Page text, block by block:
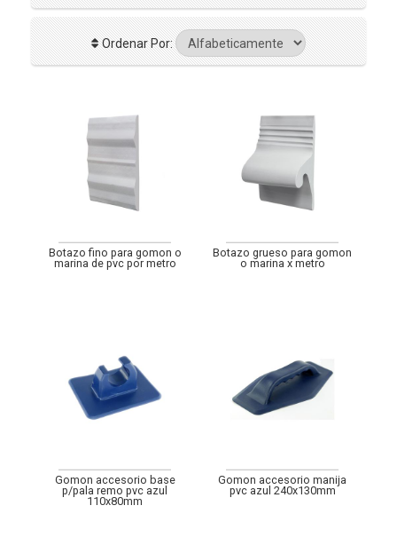
Ordenar Por:
Botazo fino para gomon o
marina de pvc por metro
Botazo grueso para gomon
o marina x metro
Gomon accesorio base
p/pala remo pvc azul
110x80mm
Gomon accesorio manija
pvc azul 240x130mm